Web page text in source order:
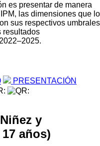
es presentar de manera
las dimensiones que lo
sus respectivos umbrales
resultados
PRESENTACIÓN
y
años)